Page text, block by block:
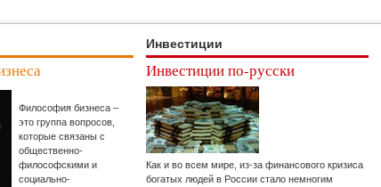
Философия бизнеса –
это группа вопросов,
которые связаны с
общественно-
философскими и
социально-
Инвестиции
Инвестиции по-русски
Как и во всем мире, из-за финансового кризиса
богатых людей в России стало немногим